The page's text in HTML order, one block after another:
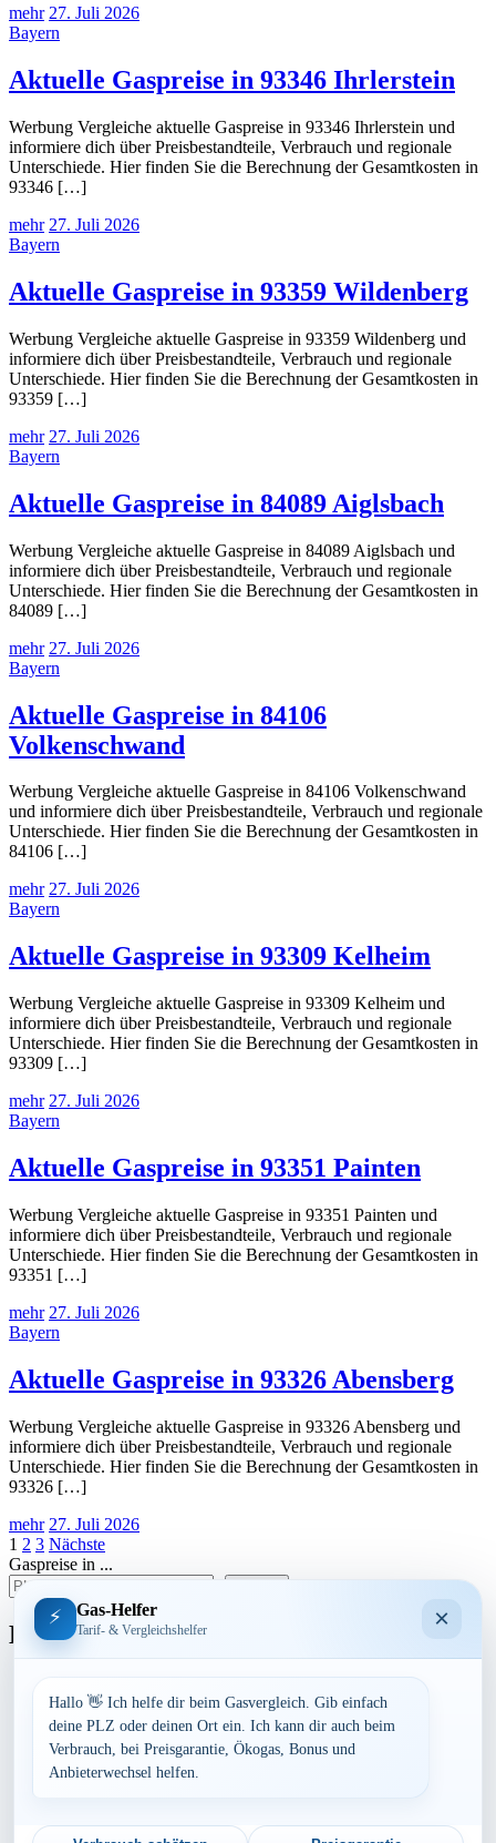
mehr 27. Juli 2026
Bayern
Aktuelle Gaspreise in 93346 Ihrlerstein
Werbung Vergleiche aktuelle Gaspreise in 93346 Ihrlerstein und
informiere dich über Preisbestandteile, Verbrauch und regionale
Unterschiede. Hier finden Sie die Berechnung der Gesamtkosten in
93346 […]
mehr 27. Juli 2026
Bayern
Aktuelle Gaspreise in 93359 Wildenberg
Werbung Vergleiche aktuelle Gaspreise in 93359 Wildenberg und
informiere dich über Preisbestandteile, Verbrauch und regionale
Unterschiede. Hier finden Sie die Berechnung der Gesamtkosten in
93359 […]
mehr 27. Juli 2026
Bayern
Aktuelle Gaspreise in 84089 Aiglsbach
Werbung Vergleiche aktuelle Gaspreise in 84089 Aiglsbach und
informiere dich über Preisbestandteile, Verbrauch und regionale
Unterschiede. Hier finden Sie die Berechnung der Gesamtkosten in
84089 […]
mehr 27. Juli 2026
Bayern
Aktuelle Gaspreise in 84106
Volkenschwand
Werbung Vergleiche aktuelle Gaspreise in 84106 Volkenschwand
und informiere dich über Preisbestandteile, Verbrauch und regionale
Unterschiede. Hier finden Sie die Berechnung der Gesamtkosten in
84106 […]
mehr 27. Juli 2026
Bayern
Aktuelle Gaspreise in 93309 Kelheim
Werbung Vergleiche aktuelle Gaspreise in 93309 Kelheim und
informiere dich über Preisbestandteile, Verbrauch und regionale
Unterschiede. Hier finden Sie die Berechnung der Gesamtkosten in
93309 […]
mehr 27. Juli 2026
Bayern
Aktuelle Gaspreise in 93351 Painten
Werbung Vergleiche aktuelle Gaspreise in 93351 Painten und
informiere dich über Preisbestandteile, Verbrauch und regionale
Unterschiede. Hier finden Sie die Berechnung der Gesamtkosten in
93351 […]
mehr 27. Juli 2026
Bayern
Aktuelle Gaspreise in 93326 Abensberg
Werbung Vergleiche aktuelle Gaspreise in 93326 Abensberg und
informiere dich über Preisbestandteile, Verbrauch und regionale
Unterschiede. Hier finden Sie die Berechnung der Gesamtkosten in
93326 […]
mehr 27. Juli 2026
Seitennummerierung
der
Beiträge
1 2 3 Nächste
Gaspreise in ...
Bundesland
Bayern
Berlin
Brandenburg
Hamburg
Mecklenburg-Vorpommern
⚡ Gas-Helfer
Tarif- & Vergleichshelfer ×
Hallo 👋 Ich helfe dir beim Gasvergleich. Gib einfach
deine PLZ oder deinen Ort ein. Ich kann dir auch beim
Verbrauch, bei Preisgarantie, Ökogas, Bonus und
Anbieterwechsel helfen.